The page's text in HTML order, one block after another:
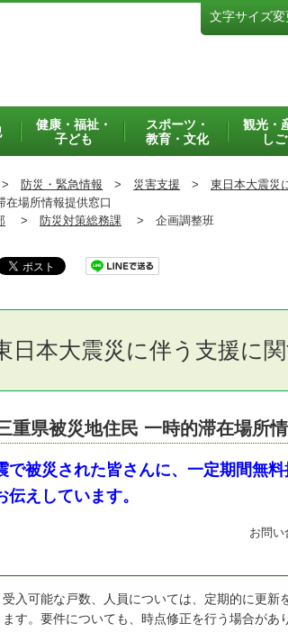
文字サイズ変
健康・福祉・
子ども
スポーツ・
教育・文化
観光・
し
防災・緊急情報 > 災害支援 > 東日本大震災
場所情報提供窓口
> 防災対策総務課 > 企画調整班
日本大震災に伴う支援に
重県被災地住民 一時的滞在場所
で被災された皆さんに、一定期間無
伝えしています。
お問い
入可能な戸数、人員については、定期的に更新
ます。要件についても、時点修正を行う場合があ